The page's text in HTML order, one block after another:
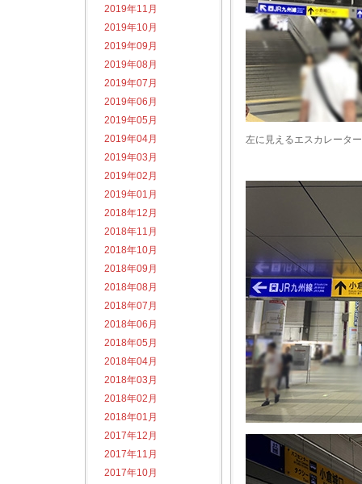
2019年11月
2019年10月
2019年09月
2019年08月
2019年07月
2019年06月
2019年05月
2019年04月
2019年03月
2019年02月
2019年01月
2018年12月
2018年11月
2018年10月
2018年09月
2018年08月
2018年07月
2018年06月
2018年05月
2018年04月
2018年03月
2018年02月
2018年01月
2017年12月
2017年11月
2017年10月
左に見えるエスカレータ